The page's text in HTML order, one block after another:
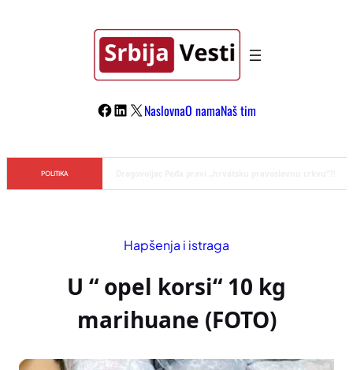
Facebook
LinkedIn
X NaslovnaO namaNaš tim
POLITIKA
Hapšenja i istraga
U “ opel korsi“ 10 kg
marihuane (FOTO)